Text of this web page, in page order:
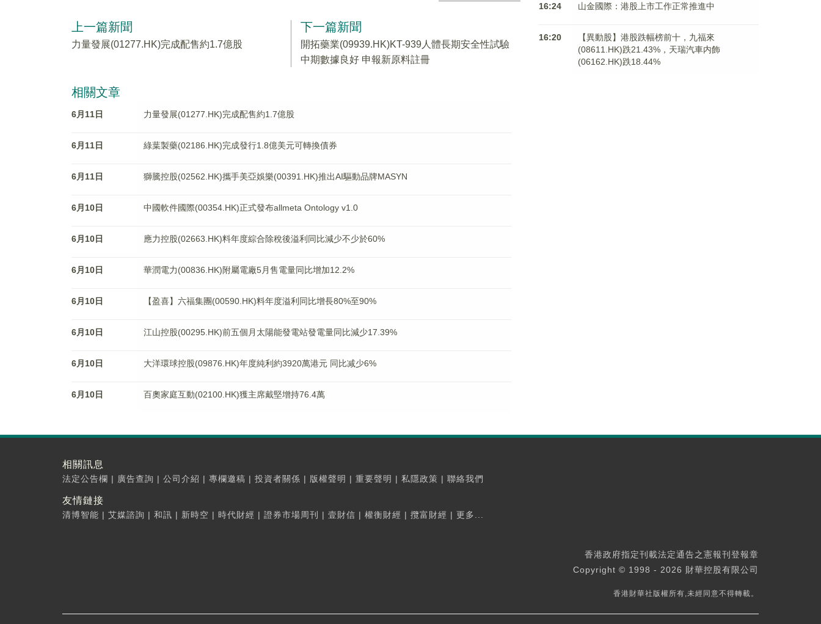
上一篇新聞
力量發展(01277.HK)完成配售約1.7億股
下一篇新聞
開拓藥業(09939.HK)KT-939人體長期安全性試驗
中期數據良好 申報新原料註冊
相關文章
6月11日 力量發展(01277.HK)完成配售約1.7億股
6月11日 綠葉製藥(02186.HK)完成發行1.8億美元可轉換債券
6月11日 獅騰控股(02562.HK)攜手美亞娛樂(00391.HK)推出AI驅動品牌MASYN
6月10日 中國軟件國際(00354.HK)正式發布allmeta Ontology v1.0
6月10日 應力控股(02663.HK)料年度綜合除稅後溢利同比減少不少於60%
6月10日 華潤電力(00836.HK)附屬電廠5月售電量同比增加12.2%
6月10日 【盈喜】六福集團(00590.HK)料年度溢利同比增長80%至90%
6月10日 江山控股(00295.HK)前五個月太陽能發電站發電量同比減少17.39%
6月10日 大洋環球控股(09876.HK)年度純利約3920萬港元 同比减少6%
6月10日 百奧家庭互動(02100.HK)獲主席戴堅增持76.4萬
16:24 山金國際：港股上市工作正常推進中
16:20
【異動股】港股跌幅榜前十，九福來
(08611.HK)跌21.43%，天瑞汽車内飾
(06162.HK)跌18.44%
相關訊息
法定公告欄 | 廣告查詢 | 公司介紹 | 專欄邀稿 | 投資者關係 | 版權聲明 | 重要聲明 | 私隱政策 | 聯絡我們
友情鏈接
清博智能 | 艾媒諮詢 | 和訊 | 新時空 | 時代財經 | 證券市場周刊 | 壹財信 | 權衡財經 | 攬富財經 | 更多...
香港政府指定刊載法定通告之憲報刊登報章
Copyright © 1998 - 2026 財華控股有限公司
香港財華社版權所有,未經同意不得轉載。